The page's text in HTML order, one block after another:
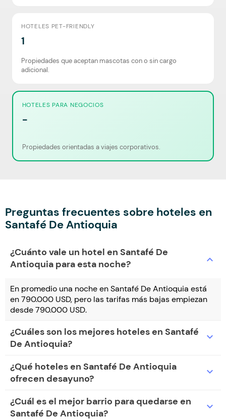
HOTELES PET-FRIENDLY
1
Propiedades que aceptan mascotas con o sin cargo
adicional.
HOTELES PARA NEGOCIOS
-
Propiedades orientadas a viajes corporativos.
Preguntas frecuentes sobre hoteles en
Santafé De Antioquia
¿Cuánto vale un hotel en Santafé De
Antioquia para esta noche?
expand_more
En promedio una noche en Santafé De Antioquia está
en 790.000 USD, pero las tarifas más bajas empiezan
desde 790.000 USD.
¿Cuáles son los mejores hoteles en Santafé
De Antioquia?
expand_more
¿Qué hoteles en Santafé De Antioquia
ofrecen desayuno?
expand_more
¿Cuál es el mejor barrio para quedarse en
Santafé De Antioquia?
expand_more